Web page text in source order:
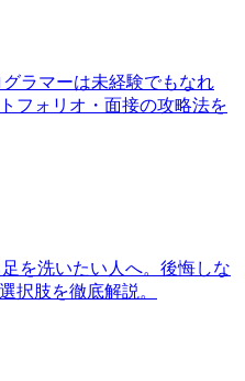
ラマーは未経験でもなれ
フォリオ・面接の攻略法を
を洗いたい人へ。後悔しな
択肢を徹底解説。